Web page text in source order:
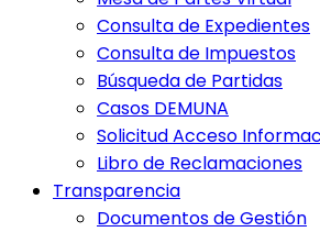
Consulta de Expedientes
Consulta de Impuestos
Búsqueda de Partidas
Casos DEMUNA
Solicitud Acceso
Libro de Reclamaciones
Transparencia
Documentos de Gestión